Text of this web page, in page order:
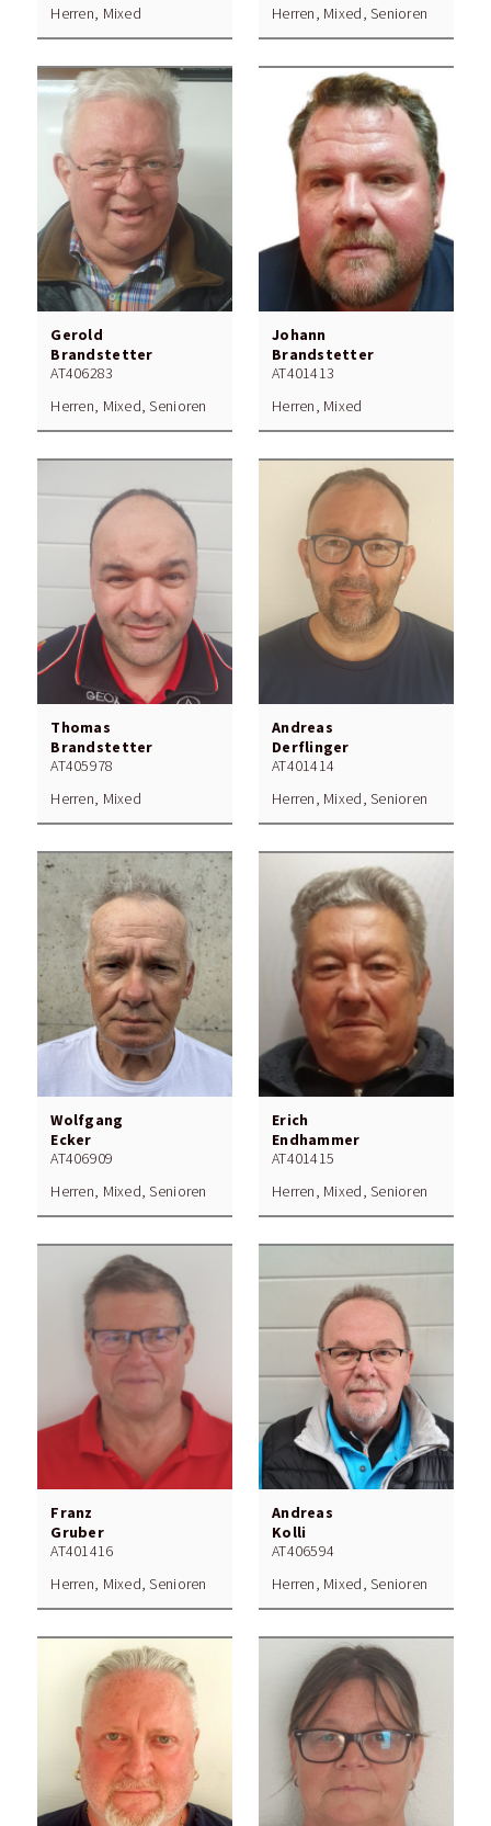
Herren, Mixed
Herren, Mixed, Senioren
Gerold
Brandstetter
AT406283
Herren, Mixed, Senioren
Johann
Brandstetter
AT401413
Herren, Mixed
Thomas
Brandstetter
AT405978
Herren, Mixed
Andreas
Derflinger
AT401414
Herren, Mixed, Senioren
Wolfgang
Ecker
AT406909
Herren, Mixed, Senioren
Erich
Endhammer
AT401415
Herren, Mixed, Senioren
Franz
Gruber
AT401416
Herren, Mixed, Senioren
Andreas
Kolli
AT406594
Herren, Mixed, Senioren